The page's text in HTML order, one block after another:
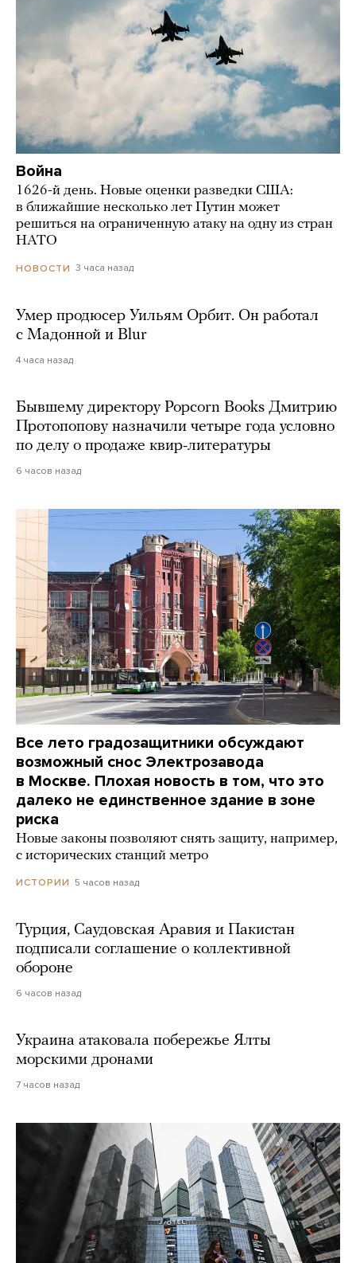
Война
1626-й день. Новые оценки разведки США:
в ближайшие несколько лет Путин может
решиться на ограниченную атаку на одну из стран
НАТО
НОВОСТИ 3 часа назад
Умер продюсер Уильям Орбит. Он работал
с Мадонной и Blur
4 часа назад
Бывшему директору Popcorn Books Дмитрию
Протопопову назначили четыре года условно
по делу о продаже квир-литературы
6 часов назад
Все лето градозащитники обсуждают
возможный снос Электрозавода
в Москве. Плохая новость в том, что это
далеко не единственное здание в зоне
риска
Новые законы позволяют снять защиту, например,
с исторических станций метро
ИСТОРИИ 5 часов назад
Турция, Саудовская Аравия и Пакистан
подписали соглашение о коллективной
обороне
6 часов назад
Украина атаковала побережье Ялты
морскими дронами
7 часов назад